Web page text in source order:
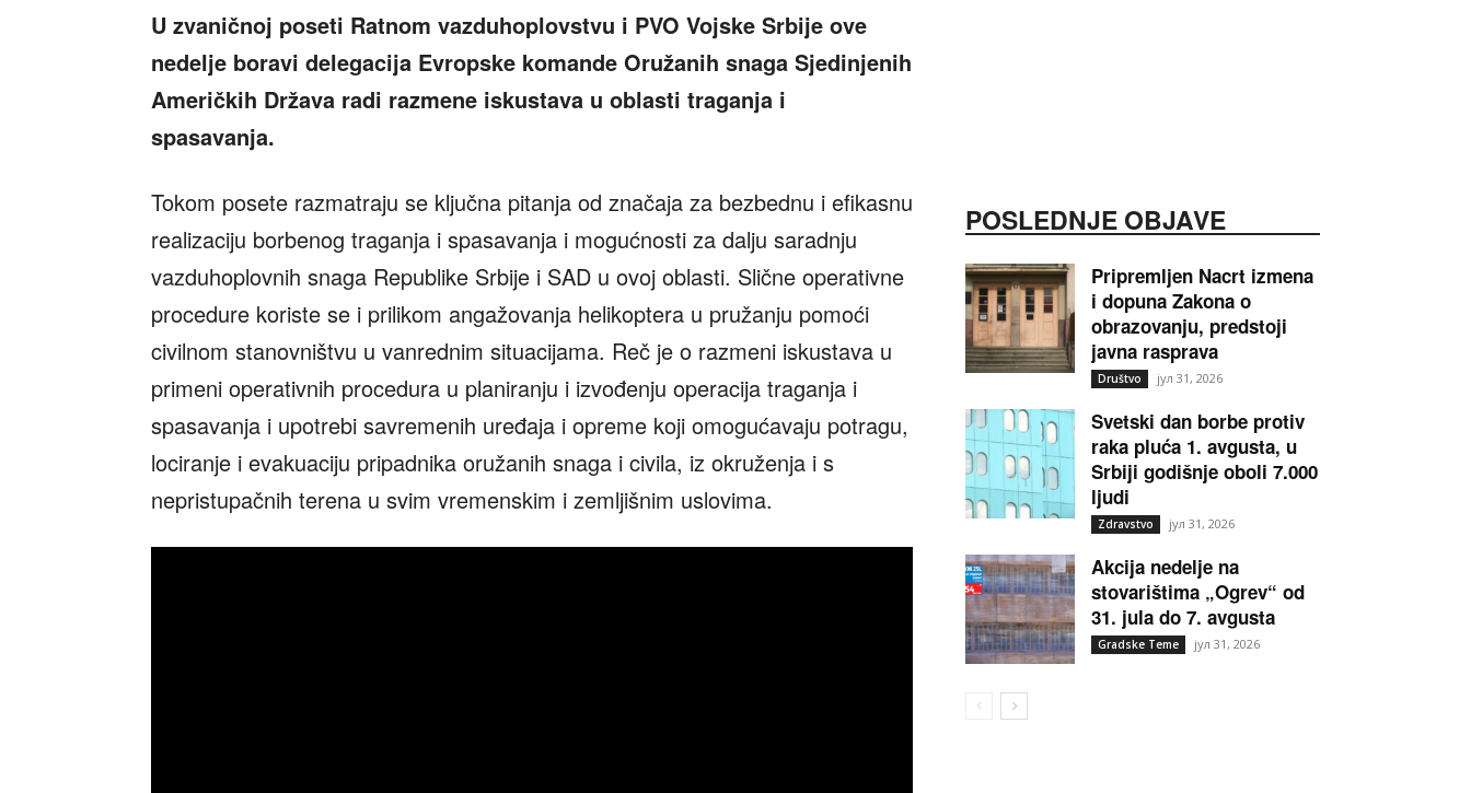
U zvaničnoj poseti Ratnom vazduhoplovstvu i PVO Vojske Srbije ove
nedelje boravi delegacija Evropske komande Oružanih snaga Sjedinjenih
Američkih Država radi razmene iskustava u oblasti traganja i
spasavanja.
Tokom posete razmatraju se ključna pitanja od značaja za bezbednu i efikasnu
realizaciju borbenog traganja i spasavanja i mogućnosti za dalju saradnju
vazduhoplovnih snaga Republike Srbije i SAD u ovoj oblasti. Slične operativne
procedure koriste se i prilikom angažovanja helikoptera u pružanju pomoći
civilnom stanovništvu u vanrednim situacijama. Reč je o razmeni iskustava u
primeni operativnih procedura u planiranju i izvođenju operacija traganja i
spasavanja i upotrebi savremenih uređaja i opreme koji omogućavaju potragu,
lociranje i evakuaciju pripadnika oružanih snaga i civila, iz okruženja i s
nepristupačnih terena u svim vremenskim i zemljišnim uslovima.
POSLEDNJE OBJAVE
Pripremljen Nacrt izmena
i dopuna Zakona o
obrazovanju, predstoji
javna rasprava
Društvo јул 31, 2026
Svetski dan borbe protiv
raka pluća 1. avgusta, u
Srbiji godišnje oboli 7.000
ljudi
Zdravstvo јул 31, 2026
Akcija nedelje na
stovarištima „Ogrev“ od
31. jula do 7. avgusta
Gradske Teme јул 31, 2026